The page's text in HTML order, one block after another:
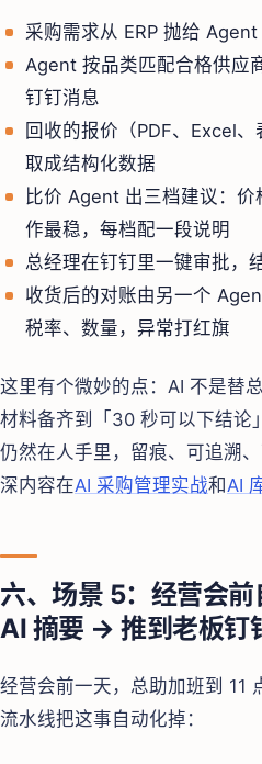
采购需求从 ERP 抛给 Agent
Agent 按品类匹配合格供应
钉钉消息
回收的报价（PDF、Excel
取成结构化数据
比价 Agent 出三档建议：
作最稳，每档配一段说明
总经理在钉钉里一键审批，
收货后的对账由另一个
税率、数量，异常打红旗
这里有个微妙的点：AI 不是替
材料备齐到「30 秒可以下结论
仍然在人手里，留痕、可追溯
深内容在AI 采购管理实战和AI
六、场景 5：经营会
AI 摘要 → 推到老板钉
经营会前一天，总助加班到 11
流水线把这事自动化掉：